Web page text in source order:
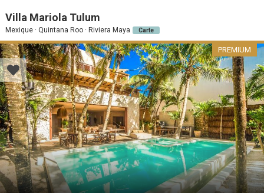
Villa Mariola Tulum
Mexique · Quintana Roo · Riviera Maya Carte
PREMIUM